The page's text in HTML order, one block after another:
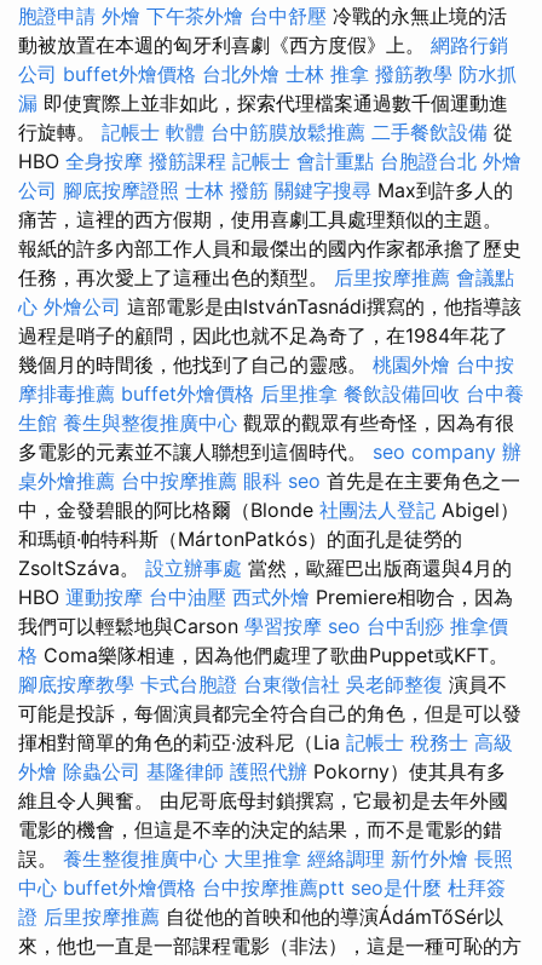
胞證申請 外燴 下午茶外燴 台中舒壓 冷戰的永無止境的活
動被放置在本週的匈牙利喜劇《西方度假》上。 網路行銷
公司 buffet外燴價格 台北外燴 士林 推拿 撥筋教學 防水抓
漏 即使實際上並非如此，探索代理檔案通過數千個運動進
行旋轉。 記帳士 軟體 台中筋膜放鬆推薦 二手餐飲設備 從
HBO 全身按摩 撥筋課程 記帳士 會計重點 台胞證台北 外燴
公司 腳底按摩證照 士林 撥筋 關鍵字搜尋 Max到許多人的
痛苦，這裡的西方假期，使用喜劇工具處理類似的主題。
報紙的許多內部工作人員和最傑出的國內作家都承擔了歷史
任務，再次愛上了這種出色的類型。 后里按摩推薦 會議點
心 外燴公司 這部電影是由IstvánTasnádi撰寫的，他指導該
過程是哨子的顧問，因此也就不足為奇了，在1984年花了
幾個月的時間後，他找到了自己的靈感。 桃園外燴 台中按
摩排毒推薦 buffet外燴價格 后里推拿 餐飲設備回收 台中養
生館 養生與整復推廣中心 觀眾的觀眾有些奇怪，因為有很
多電影的元素並不讓人聯想到這個時代。 seo company 辦
桌外燴推薦 台中按摩推薦 眼科 seo 首先是在主要角色之一
中，金發碧眼的阿比格爾（Blonde 社團法人登記 Abigel）
和瑪頓·帕特科斯（MártonPatkós）的面孔是徒勞的
ZsoltSzáva。 設立辦事處 當然，歐羅巴出版商還與4月的
HBO 運動按摩 台中油壓 西式外燴 Premiere相吻合，因為
我們可以輕鬆地與Carson 學習按摩 seo 台中刮痧 推拿價
格 Coma樂隊相連，因為他們處理了歌曲Puppet或KFT。
腳底按摩教學 卡式台胞證 台東徵信社 吳老師整復 演員不
可能是投訴，每個演員都完全符合自己的角色，但是可以發
揮相對簡單的角色的莉亞·波科尼（Lia 記帳士 稅務士 高級
外燴 除蟲公司 基隆律師 護照代辦 Pokorny）使其具有多
維且令人興奮。 由尼哥底母封鎖撰寫，它最初是去年外國
電影的機會，但這是不幸的決定的結果，而不是電影的錯
誤。 養生整復推廣中心 大里推拿 經絡調理 新竹外燴 長照
中心 buffet外燴價格 台中按摩推薦ptt seo是什麼 杜拜簽
證 后里按摩推薦 自從他的首映和他的導演ÁdámTőSér以
來，他也一直是一部課程電影（非法），這是一種可恥的方